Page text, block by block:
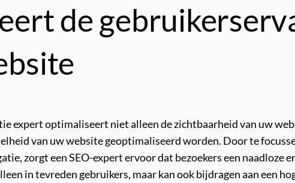
de
expert optimaliseert niet alleen de zichtbaarheid van uw
van uw website geoptimaliseerd worden. Door te
zorgt een SEO-expert ervoor dat bezoekers een naadloze
in tevreden gebruikers, maar kan ook bijdragen aan een